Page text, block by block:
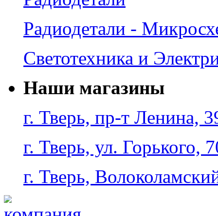
Радиодетали -
Светотехника и
Наши магазины
г. Тверь, пр-т Ленина,
г. Тверь, ул. Горького,
г. Тверь,